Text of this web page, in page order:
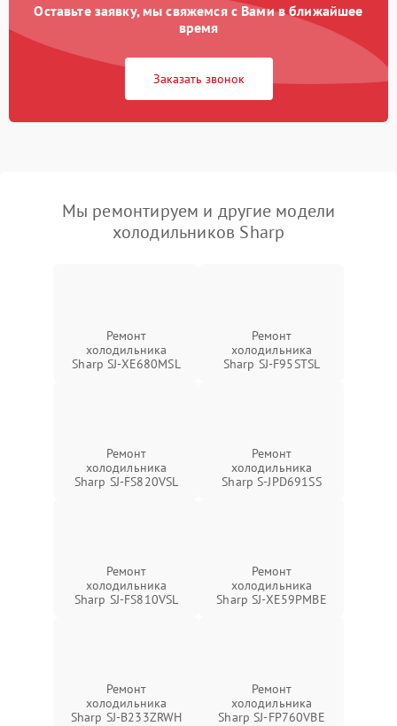
Оставьте заявку, мы свяжемся с Вами в ближайшее
время
Заказать звонок
Мы ремонтируем и другие модели
холодильников Sharp
Ремонт
холодильника
Sharp SJ-XE680MSL
Ремонт
холодильника
Sharp SJ-F95STSL
Ремонт
холодильника
Sharp SJ-FS820VSL
Ремонт
холодильника
Sharp S-JPD691SS
Ремонт
холодильника
Sharp SJ-FS810VSL
Ремонт
холодильника
Sharp SJ-XE59PMBE
Ремонт
холодильника
Sharp SJ-B233ZRWH
Ремонт
холодильника
Sharp SJ-FP760VBE